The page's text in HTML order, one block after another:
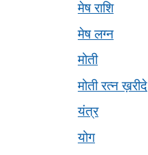
मेष राशि
मेष लग्न
मोती
मोती रत्न ख़रीदे
यंत्र
योग